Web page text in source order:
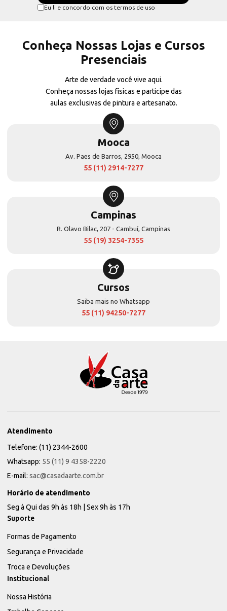
Eu li e concordo com os termos de uso
Conheça Nossas Lojas e Cursos
Presenciais
Arte de verdade você vive aqui.
Conheça nossas lojas físicas e participe das
aulas exclusivas de pintura e artesanato.
Mooca
Av. Paes de Barros, 2950, Mooca
55 (11) 2914-7277
Campinas
R. Olavo Bilac, 207 - Cambuí, Campinas
55 (19) 3254-7355
Cursos
Saiba mais no Whatsapp
55 (11) 94250-7277
Atendimento
Telefone: (11) 2344-2600
Whatsapp: 55 (11) 9 4358-2220
E-mail: sac@casadaarte.com.br
Horário de atendimento
Seg à Qui das 9h às 18h | Sex 9h às 17h
Suporte
Formas de Pagamento
Segurança e Privacidade
Troca e Devoluções
Institucional
Nossa História